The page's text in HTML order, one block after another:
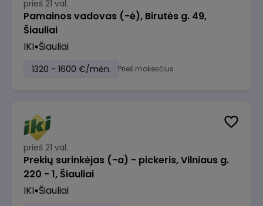
prieš 21 val.
Pamainos vadovas (-ė), Birutės g. 49,
Šiauliai
IKI Šiauliai
1320 - 1600 €/mėn. Prieš mokesčius
prieš 21 val.
Prekių surinkėjas (-a) - pickeris, Vilniaus g.
220 - 1, Šiauliai
IKI Šiauliai